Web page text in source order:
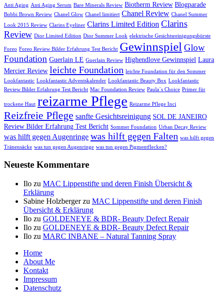
Anti Aging Anti Aging Serum Bare Minerals Review Biotherm Review Blogparade
Bobbi Brown Review Chanel Glow Chanel limitiert Chanel Review Chanel Summer
Look 2015 Review Clarins Eyeliner Clarins Limited Edition Clarins
Review Dior Limited Edition Dior Summer Look elektrische Gesichtsreinigungsbürste
Foreo Foreo Review Bilder Erfahrung Test Bericht Gewinnspiel Glow
Foundation Guerlain LE Guerlain Review Highendlove Gewinnspiel Laura
Mercier Review leichte Foundation leichte Foundation für den Sommer
Lookfantastic Lookfantastic Adventskalender Lookfantastic Beauty Box Lookfantastic
Review Bilder Erfahrung Test Bericht Mac Foundation Review Paula´s Choice Primer für
trockene Haut reizarme Pflege Reizarme Pflege Inci
Reizfreie Pflege sanfte Gesichtsreinigung SOL DE JANEIRO
Review Bilder Erfahrung Test Bericht Sommer Foundation Urban Decay Review
was hilft gegen Augenringe was hilft gegen Falten was hilft gegen
Tränensäcke was tun gegen Augenringe was tun gegen Pigmentflecken?
Neueste Kommentare
Ilo zu MAC Lippenstifte und deren Finish Übersicht &
Erklärung
Sabine Holzbergerzu MAC Lippenstifte und deren Finish
Übersicht & Erklärung
Ilo zu GOLDENEYE & BDR- Beauty Defect Repair
Ilo zu GOLDENEYE & BDR- Beauty Defect Repair
Ilo zu MARC INBANE – Natural Tanning Spray
Seitenfuß-
Menü
Home
About Me
Kontakt
Impressum
Datenschutz